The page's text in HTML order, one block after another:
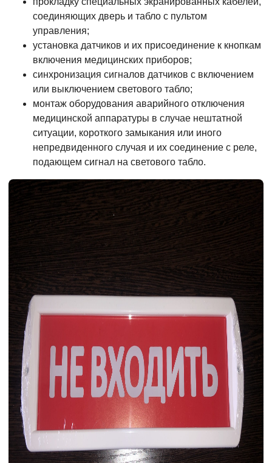
соединяющих дверь и табло с пультом
управления;
установка датчиков и их присоединение к кнопкам
включения медицинских приборов;
синхронизация сигналов датчиков с включением
или выключением светового табло;
монтаж оборудования аварийного отключения
медицинской аппаратуры в случае нештатной
ситуации, короткого замыкания или иного
непредвиденного случая и их соединение с реле,
подающем сигнал на светового табло.